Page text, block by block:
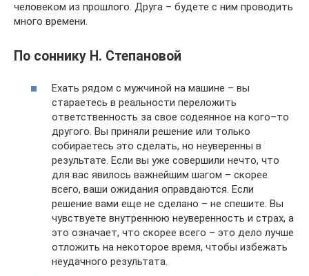
человеком из прошлого. Друга – будете с ним проводить
много времени.
По соннику Н. Степановой
Ехать рядом с мужчиной на машине – вы
стараетесь в реальности переложить
ответственность за свое содеянное на кого–то
другого. Вы приняли решение или только
собираетесь это сделать, но неуверенны в
результате. Если вы уже совершили нечто, что
для вас явилось важнейшим шагом – скорее
всего, ваши ожидания оправдаются. Если
решение вами еще не сделано – не спешите. Вы
чувствуете внутреннюю неуверенность и страх, а
это означает, что скорее всего – это дело лучше
отложить на некоторое время, чтобы избежать
неудачного результата.